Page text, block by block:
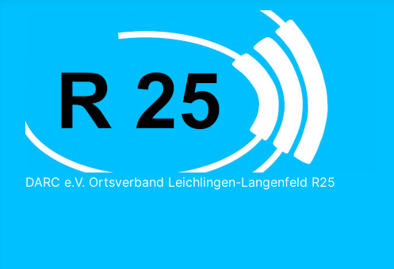
DARC e.V. Ortsverband Leichlingen-Langenfeld R25